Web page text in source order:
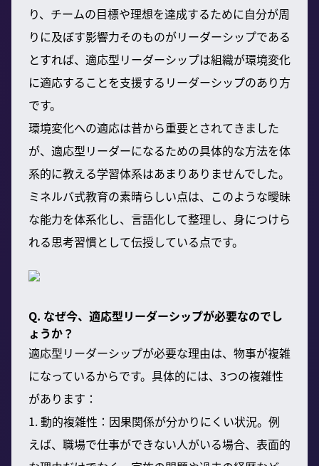
り、チームの目標や理想を達成するために自分が周
りに及ぼす影響力そのものがリーダーシップである
とすれば、適応型リーダーシップは組織が環境変化
に適応することを支援するリーダーシップのあり方
です。
環境変化への適応は昔から重要とされてきました
が、適応型リーダーになるための具体的な方法を体
系的に教える学習体系はあまりありませんでした。
ミネルバ式教育の素晴らしい点は、このような曖昧
な能力を体系化し、言語化して整理し、身につけら
れる思考習慣として伝授している点です。
Q. なぜ今、適応型リーダーシップが必要なのでし
ょうか？
適応型リーダーシップが必要な理由は、物事が複雑
になっているからです。具体的には、3つの複雑性
があります：
1. 動的複雑性：因果関係が分かりにくい状況。例
えば、職場で仕事ができない人がいる場合、表面的